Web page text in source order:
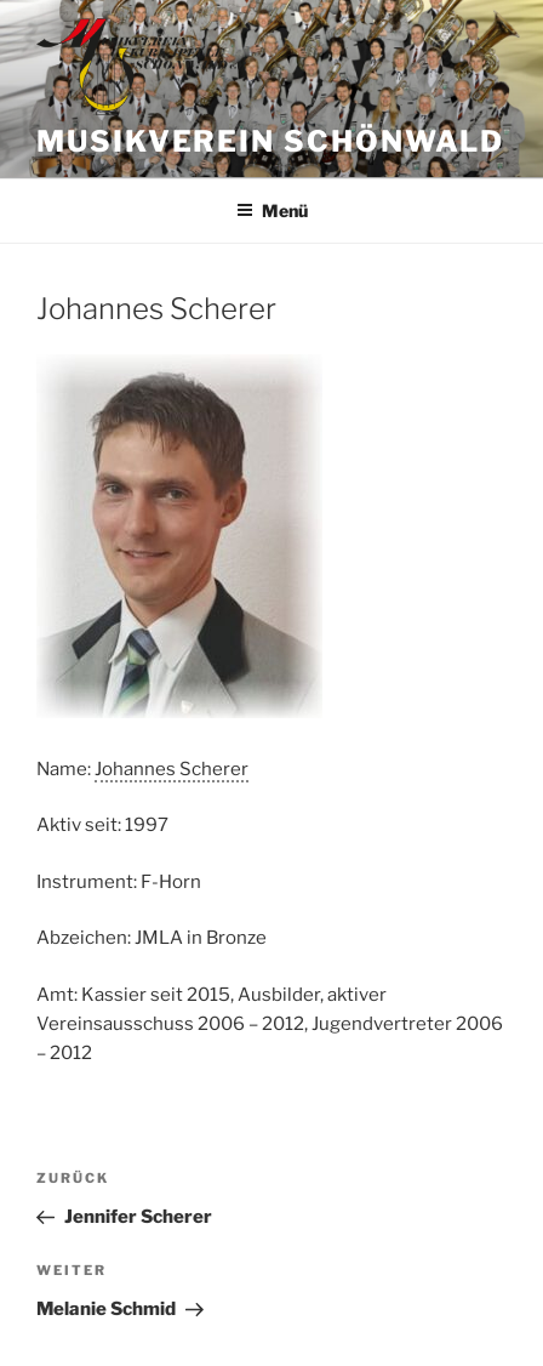
Zum
Inhalt
springen
MUSIKVEREIN SCHÖNWALD
Menü
Johannes Scherer
Name:Johannes Scherer
Aktiv seit: 1997
Instrument: F-Horn
Abzeichen: JMLA in Bronze
Amt: Kassier seit 2015, Ausbilder, aktiver
Vereinsausschuss 2006 – 2012, Jugendvertreter 2006
– 2012
Beitragsnavigation
Vorheriger
Beitrag
ZURÜCK
Jennifer Scherer
Nächster
Beitrag
WEITER
Melanie Schmid